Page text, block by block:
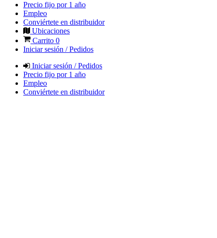
Precio fijo por 1 año
Empleo
Conviértete en distribuidor
Ubicaciones
Carrito 0
Iniciar sesión / Pedidos
Iniciar sesión / Pedidos
Precio fijo por 1 año
Empleo
Conviértete en distribuidor